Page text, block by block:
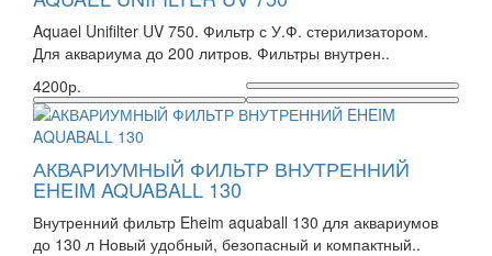
Aquael Unifilter UV 750. Фильтр с У.Ф. стерилизатором.
Для аквариума до 200 литров. Фильтры внутрен..
4200р.
АКВАРИУМНЫЙ ФИЛЬТР ВНУТРЕННИЙ
EHEIM AQUABALL 130
Внутренний фильтр Eheim aquaball 130 для аквариумов
до 130 л Новый удобный, безопасный и компактный..